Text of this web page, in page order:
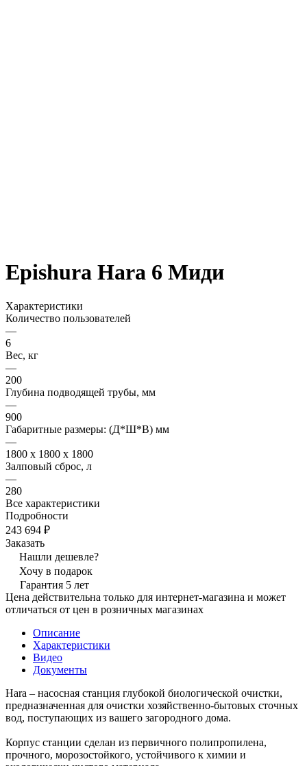
Epishura Hara 6 Миди
Характеристики
Количество пользователей
—
6
Вес, кг
—
200
Глубина подводящей трубы, мм
—
900
Габаритные размеры: (Д*Ш*В) мм
—
1800 x 1800 x 1800
Залповый сброс, л
—
280
Все характеристики
Подробности
243 694 ₽
Заказать
Нашли дешевле?
Хочу в подарок
Гарантия 5 лет
Цена действительна только для интернет-магазина и может
отличаться от цен в розничных магазинах
Описание
Характеристики
Видео
Документы
Hara – насосная станция глубокой биологической очистки,
предназначенная для очистки хозяйственно-бытовых сточных
вод, поступающих из вашего загородного дома.
Корпус станции сделан из первичного полипропилена,
прочного, морозостойкого, устойчивого к химии и